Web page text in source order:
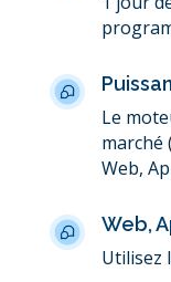
Le
marché
Web,
Web,
Utilisez